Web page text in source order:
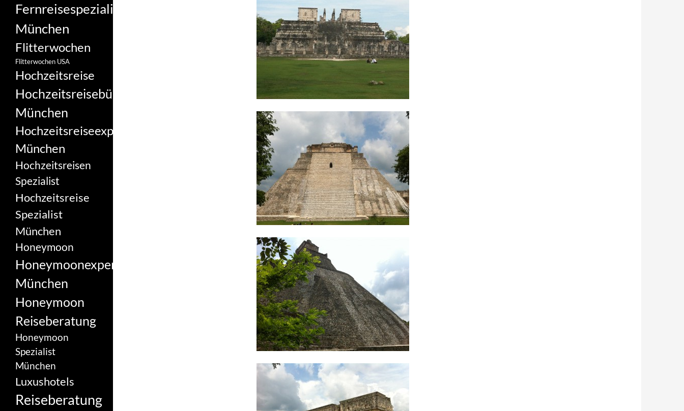
Fernreisespezialist
München
Flitterwochen
Flitterwochen USA
Hochzeitsreise
Hochzeitsreisebüro
München
Hochzeitsreiseexperte
München
Hochzeitsreisen
Spezialist
Hochzeitsreise
Spezialist
München
Honeymoon
Honeymoonexperte
München
Honeymoon
Reiseberatung
Honeymoon
Spezialist
München
Luxushotels
Reiseberatung